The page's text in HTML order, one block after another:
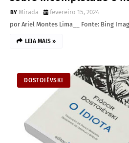
Mirada
fevereiro 15, 2024
por Ariel Montes Lima__ Fonte: Bing
LEIA MAIS »
DOSTOIÉVSKI